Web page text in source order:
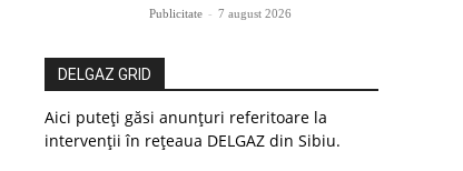
Publicitate - 7 august 2026
DELGAZ GRID
Aici puteți găsi anunțuri referitoare la
intervenții în rețeaua DELGAZ din Sibiu.